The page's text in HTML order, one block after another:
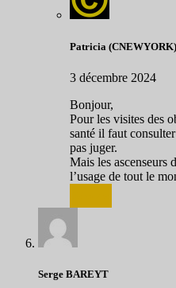
Patricia (CNEWYORK)
3 décembre 2024
Bonjour,
Pour les visites des
santé il faut
pas juger.
Mais les ascenseurs
l’usage de tout le
Serge BAREYT